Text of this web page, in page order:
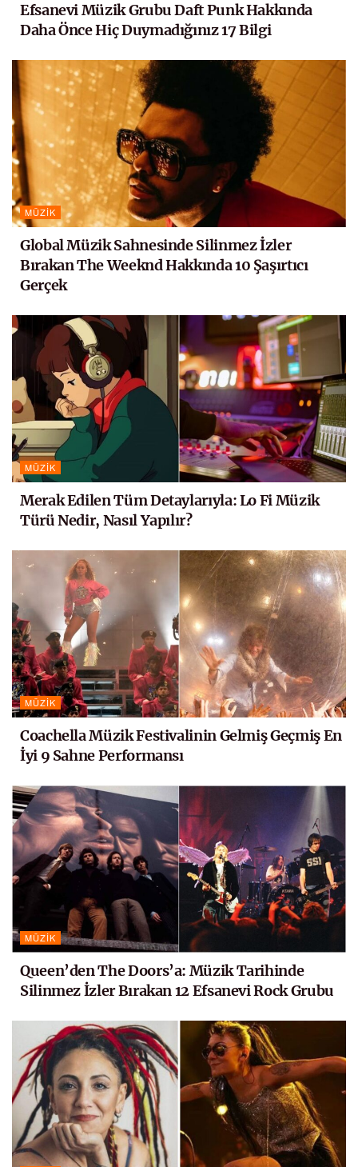
Efsanevi Müzik Grubu Daft Punk Hakkında
Daha Önce Hiç Duymadığınız 17 Bilgi
MÜZIK
Global Müzik Sahnesinde Silinmez İzler
Bırakan The Weeknd Hakkında 10 Şaşırtıcı
Gerçek
MÜZIK
Merak Edilen Tüm Detaylarıyla: Lo Fi Müzik
Türü Nedir, Nasıl Yapılır?
MÜZIK
Coachella Müzik Festivalinin Gelmiş Geçmiş En
İyi 9 Sahne Performansı
MÜZIK
Queen’den The Doors’a: Müzik Tarihinde
Silinmez İzler Bırakan 12 Efsanevi Rock Grubu